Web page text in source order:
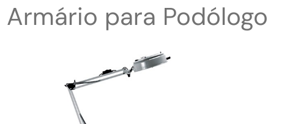
Armário para Podólogo